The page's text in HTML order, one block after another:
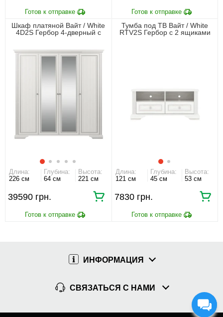
Шкаф платяной Вайт / White
4D2S Гербор 4-дверный с
Длина:
226 см
Глубина:
64 см
Высота:
221 см
39590 грн.
Тумба под ТВ Вайт / White
RTV2S Гербор с 2 ящиками
Длина:
121 см
Глубина:
45 см
Высота:
53 см
7830 грн.
ИНФОРМАЦИЯ
СВЯЗАТЬСЯ С НАМИ